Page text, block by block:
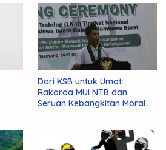
Dari KSB untuk Umat:
Rakorda MUI NTB dan
Seruan Kebangkitan Moral